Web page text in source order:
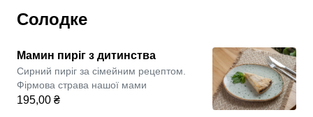
Солодке
Мамин пиріг з дитинства
Сирний пиріг за сімейним рецептом.
Фірмова страва нашої мами
195,00 ₴